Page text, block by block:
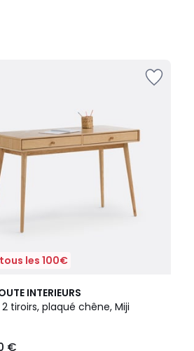
les 100€
INTERIEURS
tiroirs, plaqué chêne, Miji
€